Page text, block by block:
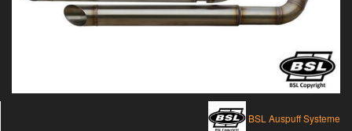
BSL Auspuff Systeme